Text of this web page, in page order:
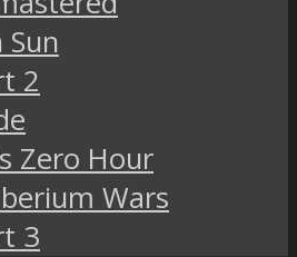
2
Zero Hour
Wars
3